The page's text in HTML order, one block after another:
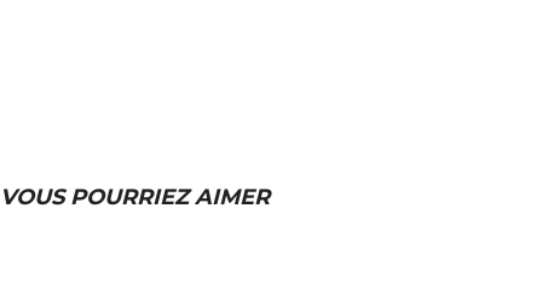
VOUS POURRIEZ AIMER